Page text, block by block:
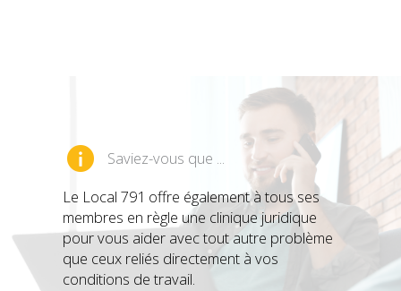
Saviez-vous que ...
Le Local 791 offre également à tous ses
membres en règle une clinique juridique
pour vous aider avec tout autre problème
que ceux reliés directement à vos
conditions de travail.